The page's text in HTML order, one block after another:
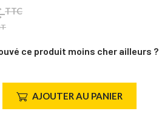
TTC
ce produit moins cher ailleurs ?
AJOUTER AU PANIER